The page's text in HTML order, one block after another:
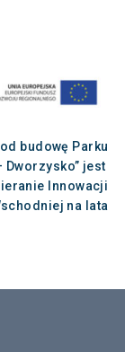
budowę Parku
jest
Innowacji
na lata